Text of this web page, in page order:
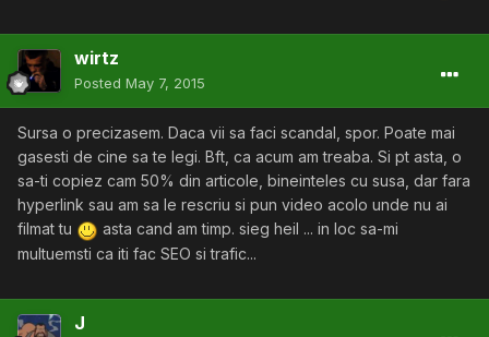
wirtz
Posted May 7, 2015
Sursa o precizasem. Daca vii sa faci scandal, spor. Poate mai
gasesti de cine sa te legi. Bft, ca acum am treaba. Si pt asta, o
sa-ti copiez cam 50% din articole, bineinteles cu susa, dar fara
hyperlink sau am sa le rescriu si pun video acolo unde nu ai
filmat tu
asta cand am timp. sieg heil ... in loc sa-mi
multuemsti ca iti fac SEO si trafic...
J